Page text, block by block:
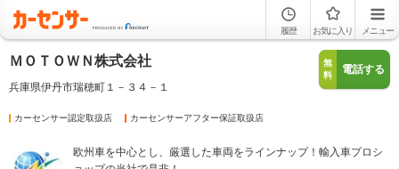
履歴 お気に入り メニュー
ＭＯＴＯＷＮ株式会社
兵庫県伊丹市瑞穂町１－３４－１
無
料
電話する
カーセンサー認定取扱店 カーセンサーアフター保証取扱店
欧州車を中心とし、厳選した車両をラインナップ！輸入車プロシ